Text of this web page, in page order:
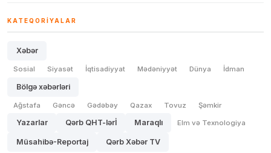
KATEQORIYALAR
Xəbər
Sosial Siyasət İqtisadiyyat Mədəniyyət Dünya İdman
Bölgə xəbərləri
Ağstafa Gəncə Gədəbəy Qazax Tovuz Şəmkir
Yazarlar Qərb QHT-lərİ Maraqlı Elm və Texnologiya
Müsahibə-Reportaj Qərb Xəbər TV